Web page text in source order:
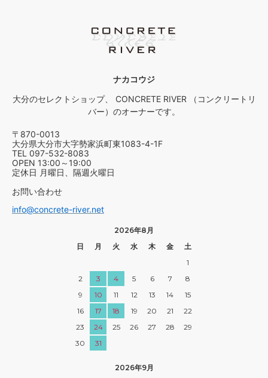
ナカコウジ
大分のセレクトショップ、 CONCRETE RIVER （コンクリートリ
バー）のオーナーです。
〒870-0013
大分県大分市大字勢家浜町東1083-4-1F
TEL 097-532-8083
OPEN 13:00～19:00
定休日 月曜日、隔週火曜日
お問い合わせ
info@concrete-river.net
2026年8月
日
月 火 水 木 金
土
1
2
3 4 5 6 7
8
9
10 11 12 13 14
15
16
17 18 19 20 21
22
23
24 25 26 27 28
29
30
31
2026年9月